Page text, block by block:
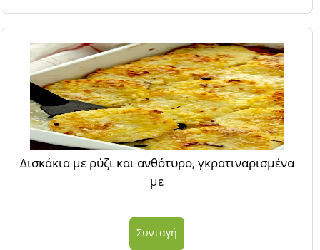
Δισκάκια με ρύζι και ανθότυρο, γκρατιναρισμένα
με
Συνταγή